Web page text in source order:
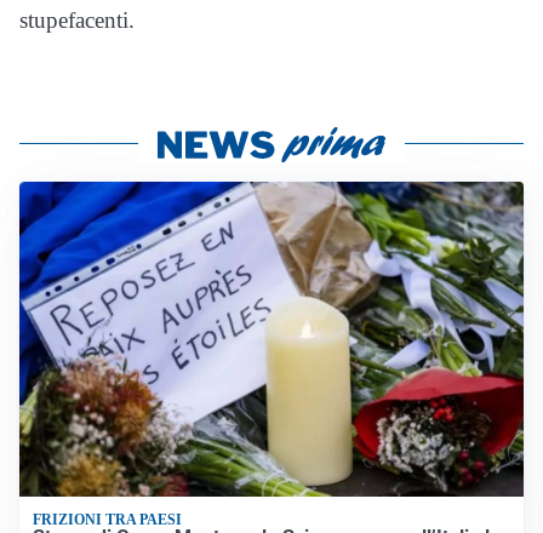
stupefacenti.
FRIZIONI TRA PAESI